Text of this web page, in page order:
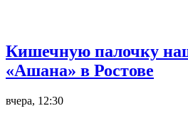
Кишечную палочку
«Ашана» в Ростове
вчера, 12:30